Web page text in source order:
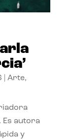
Arte,
Es autora
y